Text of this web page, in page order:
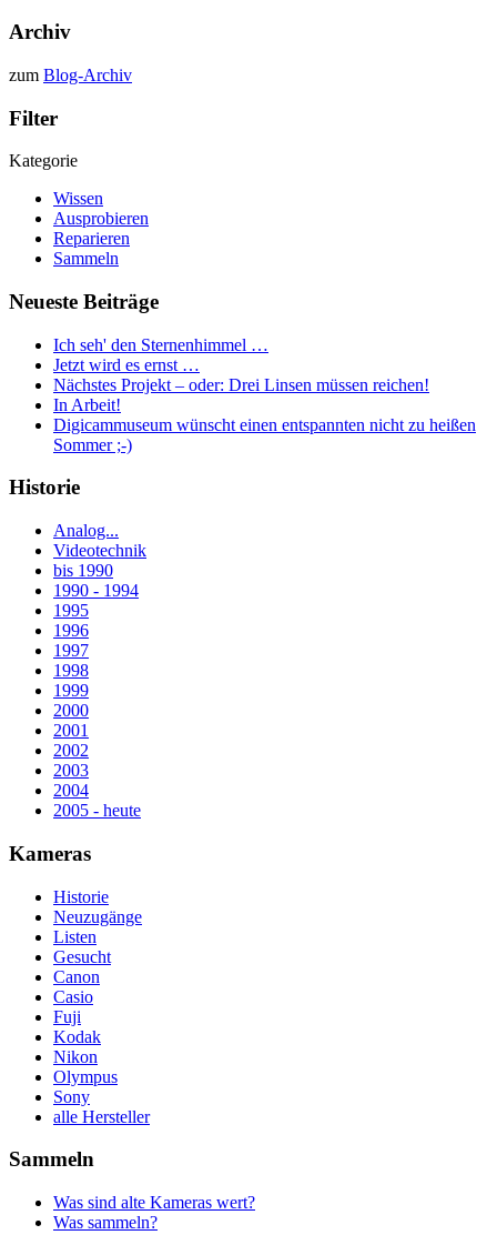
Archiv
zum Blog-Archiv
Filter
Kategorie
Wissen
Ausprobieren
Reparieren
Sammeln
Neueste Beiträge
Ich seh' den Sternenhimmel …
Jetzt wird es ernst …
Nächstes Projekt – oder: Drei Linsen müssen reichen!
In Arbeit!
Digicammuseum wünscht einen entspannten nicht zu heißen
Sommer ;-)
Historie
Analog...
Videotechnik
bis 1990
1990 - 1994
1995
1996
1997
1998
1999
2000
2001
2002
2003
2004
2005 - heute
Kameras
Historie
Neuzugänge
Listen
Gesucht
Canon
Casio
Fuji
Kodak
Nikon
Olympus
Sony
alle Hersteller
Sammeln
Was sind alte Kameras wert?
Was sammeln?